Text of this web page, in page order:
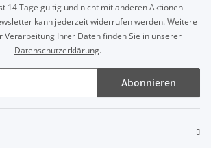
14 Tage gültig und nicht mit anderen Aktionen
kann jederzeit widerrufen werden. Weitere
Verarbeitung Ihrer Daten finden Sie in unserer
Datenschutzerklärung.
Abonnieren